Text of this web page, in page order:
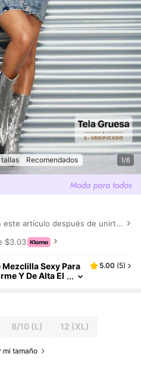
Recomendados 1/6
este artículo después de unirte.
$3.03
Mezclilla Sexy Para
Y De Alta El
5.00 (5)
8/10 (L) 12 (XL)
mi tamaño